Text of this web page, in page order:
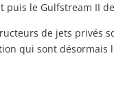
puis le Gulfstream II
de jets privés
qui sont